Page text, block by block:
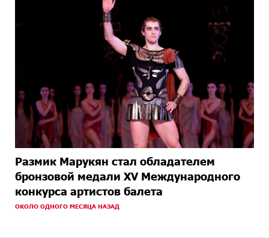
Размик Марукян стал обладателем
бронзовой медали XV Международного
конкурса артистов балета
ОКОЛО ОДНОГО МЕСЯЦА НАЗАД